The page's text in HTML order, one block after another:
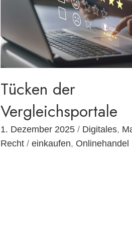
Tücken der
Vergleichsportale
1. Dezember 2025 / Digitales,
Recht / einkaufen, Onlinehandel